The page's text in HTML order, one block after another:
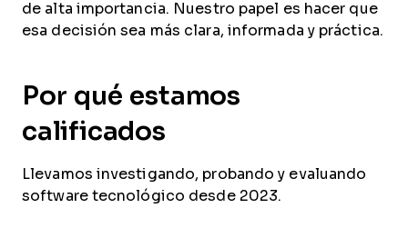
de alta importancia. Nuestro papel es hacer que
esa decisión sea más clara, informada y práctica.
Por qué estamos
calificados
Llevamos investigando, probando y evaluando
software tecnológico desde 2023.